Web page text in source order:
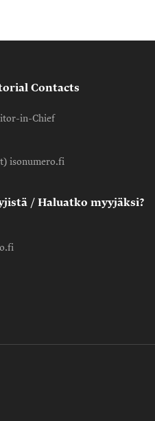
Contacts
in-Chief
isonumero.fi
/ Haluatko myyjäksi?